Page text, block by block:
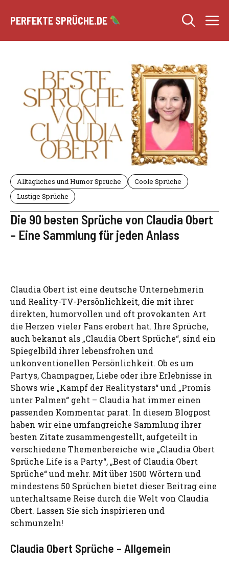
Inhalt
PERFEKTE SPRÜCHE.DE
Alltägliches und Humor Sprüche
Coole Sprüche
Lustige Sprüche
Die 90 besten Sprüche von Claudia Obert
– Eine Sammlung für jeden Anlass
Claudia Obert ist eine deutsche Unternehmerin
und Reality-TV-Persönlichkeit, die mit ihrer
direkten, humorvollen und oft provokanten Art
die Herzen vieler Fans erobert hat. Ihre Sprüche,
auch bekannt als „Claudia Obert Sprüche“, sind ein
Spiegelbild ihrer lebensfrohen und
unkonventionellen Persönlichkeit. Ob es um
Partys, Champagner, Liebe oder ihre Erlebnisse in
Shows wie „Kampf der Realitystars“ und „Promis
unter Palmen“ geht – Claudia hat immer einen
passenden Kommentar parat. In diesem Blogpost
haben wir eine umfangreiche Sammlung ihrer
besten Zitate zusammengestellt, aufgeteilt in
verschiedene Themenbereiche wie „Claudia Obert
Sprüche Life is a Party“, „Best of Claudia Obert
Sprüche“ und mehr. Mit über 1500 Wörtern und
mindestens 50 Sprüchen bietet dieser Beitrag eine
unterhaltsame Reise durch die Welt von Claudia
Obert. Lassen Sie sich inspirieren und
schmunzeln!
Claudia Obert Sprüche – Allgemein